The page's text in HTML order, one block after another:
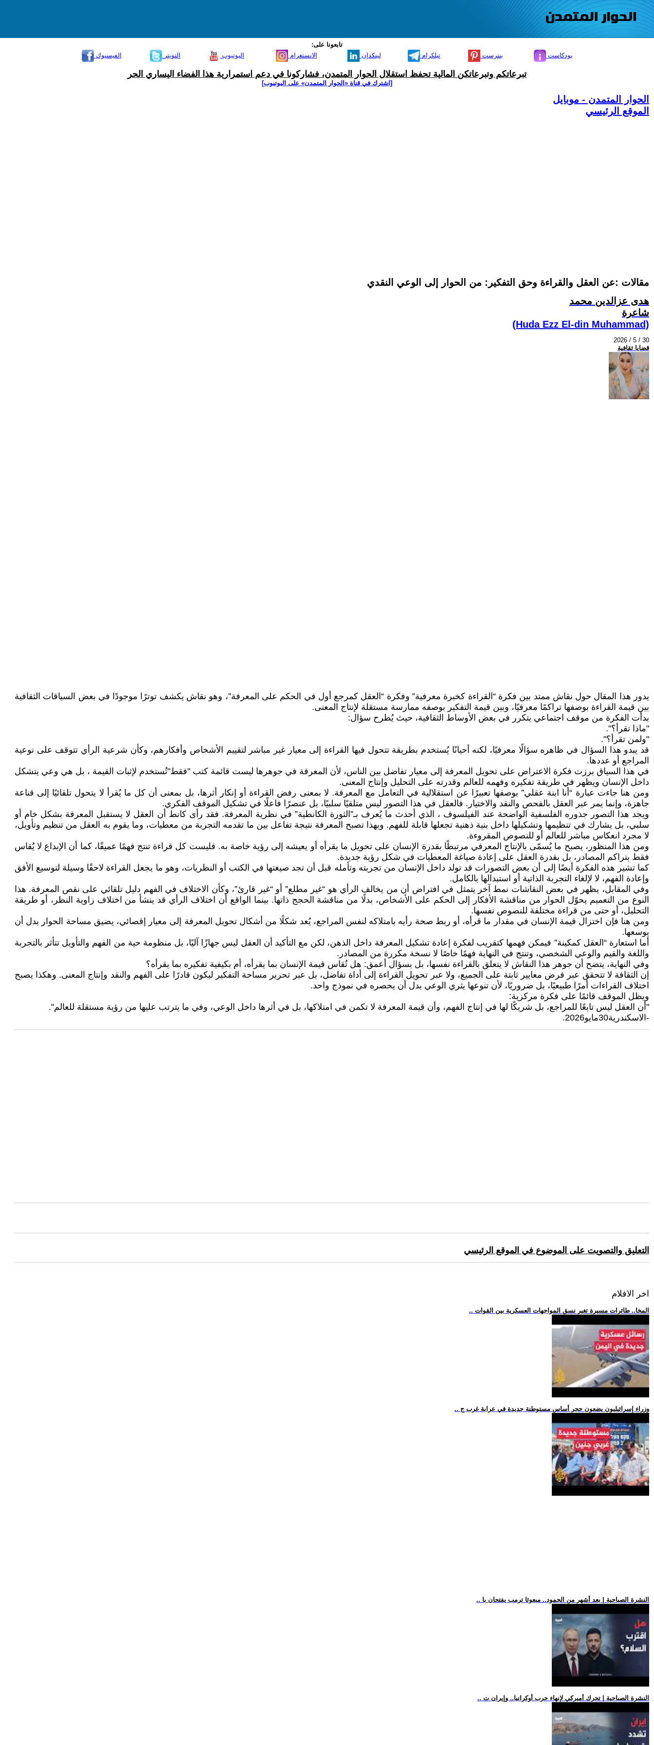
تابعونا على:
الفيسبوك
التويتر اليوتيوب الانستغرام لينكدإن تيلكرام بنترست بودكاست
تبرعاتكم وتبرعاتكن المالية تحفظ استقلال الحوار المتمدن، فشاركونا في دعم استمرارية هذا الفضاء اليساري الحر
[اشترك في قناة ‫«الحوار المتمدن» على اليوتيوب]
الحوار المتمدن - موبايل
الموقع الرئيسي
مقالات :عن العقل والقراءة وحق التفكير: من الحوار إلى الوعي النقدي
هدى عزالدين محمد
شاعرة
(Huda Ezz El-din Muhammad)
2026 / 5 / 30
قضايا ثقافية
يدور هذا المقال حول نقاش ممتد بين فكرة “القراءة كخبرة معرفية” وفكرة “العقل كمرجع أول في الحكم على المعرفة”، وهو نقاش يكشف توترًا موجودًا في بعض السياقات الثقافية
بين قيمة القراءة بوصفها تراكمًا معرفيًا، وبين قيمة التفكير بوصفه ممارسة مستقلة لإنتاج المعنى.
بدأت الفكرة من موقف اجتماعي يتكرر في بعض الأوساط الثقافية، حيث يُطرح سؤال:
"ماذا تقرأ؟".
"ولمن تقرأ؟".
قد يبدو هذا السؤال في ظاهره سؤالًا معرفيًا، لكنه أحيانًا يُستخدم بطريقة تتحول فيها القراءة إلى معيار غير مباشر لتقييم الأشخاص وأفكارهم، وكأن شرعية الرأي تتوقف على نوعية
المراجع أو عددها.
في هذا السياق برزت فكرة الاعتراض على تحويل المعرفة إلى معيار تفاضل بين الناس، لأن المعرفة في جوهرها ليست قائمة كتب "فقط"تُستخدم لإثبات القيمة ، بل هي وعي يتشكل
داخل الإنسان ويظهر في طريقة تفكيره وفهمه للعالم وقدرته على التحليل وإنتاج المعنى.
ومن هنا جاءت عبارة “أنا ابنة عقلي” بوصفها تعبيرًا عن استقلالية في التعامل مع المعرفة. لا بمعنى رفض القراءة أو إنكار أثرها، بل بمعنى أن كل ما يُقرأ لا يتحول تلقائيًا إلى قناعة
جاهزة، وإنما يمر عبر العقل بالفحص والنقد والاختيار. فالعقل في هذا التصور ليس متلقيًا سلبيًا، بل عنصرًا فاعلًا في تشكيل الموقف الفكري.
ويجد هذا التصور جذوره الفلسفية الواضحة عند الفيلسوف ، الذي أحدث ما يُعرف بـ”الثورة الكانطية” في نظرية المعرفة. فقد رأى كانط أن العقل لا يستقبل المعرفة بشكل خام أو
سلبي، بل يشارك في تنظيمها وتشكيلها داخل بنية ذهنية تجعلها قابلة للفهم. وبهذا تصبح المعرفة نتيجة تفاعل بين ما تقدمه التجربة من معطيات، وما يقوم به العقل من تنظيم وتأويل،
لا مجرد انعكاس مباشر للعالم أو للنصوص المقروءة.
ومن هذا المنظور، يصبح ما يُسمّى بالإنتاج المعرفي مرتبطًا بقدرة الإنسان على تحويل ما يقرأه أو يعيشه إلى رؤية خاصة به. فليست كل قراءة تنتج فهمًا عميقًا، كما أن الإبداع لا يُقاس
فقط بتراكم المصادر، بل بقدرة العقل على إعادة صياغة المعطيات في شكل رؤية جديدة.
كما تشير هذه الفكرة أيضًا إلى أن بعض التصورات قد تولد داخل الإنسان من تجربته وتأمله قبل أن تجد صيغتها في الكتب أو النظريات، وهو ما يجعل القراءة لاحقًا وسيلة لتوسيع الأفق
وإعادة الفهم، لا لإلغاء التجربة الذاتية أو استبدالها بالكامل.
وفي المقابل، يظهر في بعض النقاشات نمط آخر يتمثل في افتراض أن من يخالف الرأي هو “غير مطلع” أو “غير قارئ”، وكأن الاختلاف في الفهم دليل تلقائي على نقص المعرفة. هذا
النوع من التعميم يحوّل الحوار من مناقشة الأفكار إلى الحكم على الأشخاص، بدلًا من مناقشة الحجج ذاتها. بينما الواقع أن اختلاف الرأي قد ينشأ من اختلاف زاوية النظر، أو طريقة
التحليل، أو حتى من قراءة مختلفة للنصوص نفسها.
ومن هنا فإن اختزال قيمة الإنسان في مقدار ما قرأه، أو ربط صحة رأيه بامتلاكه لنفس المراجع، يُعد شكلًا من أشكال تحويل المعرفة إلى معيار إقصائي، يضيق مساحة الحوار بدل أن
يوسعها.
أما استعارة “العقل كمكينة” فيمكن فهمها كتقريب لفكرة إعادة تشكيل المعرفة داخل الذهن، لكن مع التأكيد أن العقل ليس جهازًا آليًا، بل منظومة حية من الفهم والتأويل تتأثر بالتجربة
واللغة والقيم والوعي الشخصي، وتنتج في النهاية فهمًا خاصًا لا نسخة مكررة من المصادر.
وفي النهاية، يتضح أن جوهر هذا النقاش لا يتعلق بالقراءة نفسها، بل بسؤال أعمق: هل تُقاس قيمة الإنسان بما يقرأه، أم بكيفية تفكيره بما يقرأه؟
إن الثقافة لا تتحقق عبر فرض معايير ثابتة على الجميع، ولا عبر تحويل القراءة إلى أداة تفاضل، بل عبر تحرير مساحة التفكير ليكون قادرًا على الفهم والنقد وإنتاج المعنى. وهكذا يصبح
اختلاف القراءات أمرًا طبيعيًا، بل ضروريًا، لأن تنوعها يثري الوعي بدل أن يحصره في نموذج واحد.
ويظل الموقف قائمًا على فكرة مركزية:
"أن العقل ليس تابعًا للمراجع، بل شريكًا لها في إنتاج الفهم، وأن قيمة المعرفة لا تكمن في امتلاكها، بل في أثرها داخل الوعي، وفي ما يترتب عليها من رؤية مستقلة للعالم".
-الاسكندرية30مايو2026.
التعليق والتصويت على الموضوع في الموقع الرئيسي
اخر الافلام
.. المخا.. طائرات مسيرة تغير نسق المواجهات العسكرية بين القوات
.. وزراء إسرائيليون يضعون حجر أساس مستوطنة جديدة في عرابة غرب ج
.. النشرة الصباحية | بعد أشهر من الجمود.. مبعوثا ترمب يفتحان با
.. النشرة الصباحية | تحرك أميركي لإنهاء حرب أوكرانيا.. وإيران ت